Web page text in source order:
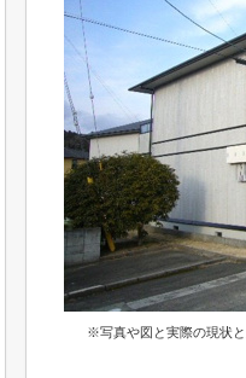
※写真や図と実際の現状